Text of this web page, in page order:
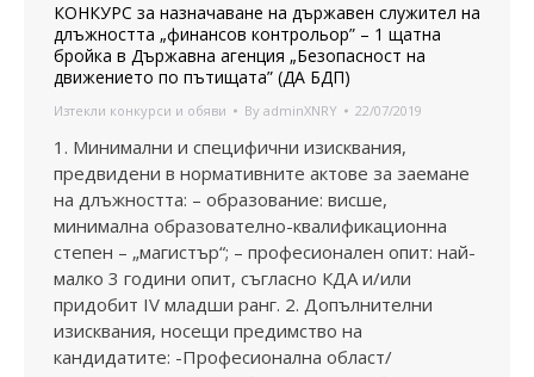
КОНКУРС за назначаване на държавен служител на
длъжността „финансов контрольор” – 1 щатна
бройка в Държавна агенция „Безопасност на
движението по пътищата” (ДА БДП)
Изтекли конкурси и обяви By adminXNRY 22/07/2019
1. Минимални и специфични изисквания,
предвидени в нормативните актове за заемане
на длъжността: – образование: висше,
минимална образователно-квалификационна
степен – „магистър“; – професионален опит: най-
малко 3 години опит, съгласно КДА и/или
придобит IV младши ранг. 2. Допълнителни
изисквания, носещи предимство на
кандидатите: -Професионална област/